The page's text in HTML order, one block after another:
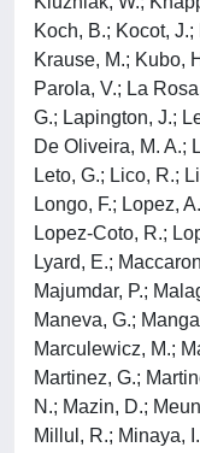
Koch, B.; Kocot,
Krause, M.; Kubo,
Parola, V.; La
G.; Lapington, J.;
De Oliveira, M. A.;
Leto, G.; Lico, R.;
Longo, F.; Lopez,
Lopez-Coto, R.;
Lyard, E.;
Majumdar, P.;
Maneva, G.;
Marculewicz, M.;
Martinez, G.;
N.; Mazin, D.;
Millul, R.; Minaya,